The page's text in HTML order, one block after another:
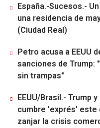
España.-Sucesos.-
una residencia de
(Ciudad Real)
Petro acusa a EEUU
sanciones de Trump:
sin trampas"
EEUU/Brasil.- Trump
cumbre 'exprés' este
zanjar la crisis